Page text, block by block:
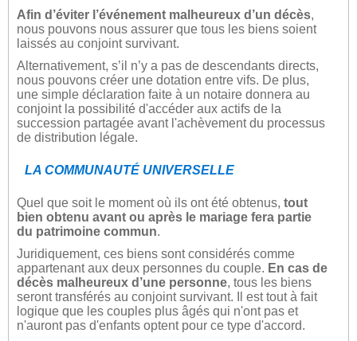
Afin d’éviter l’événement malheureux d’un décès,
nous pouvons nous assurer que tous les biens soient
laissés au conjoint survivant.
Alternativement, s’il n’y a pas de descendants directs,
nous pouvons créer une dotation entre vifs. De plus,
une simple déclaration faite à un notaire donnera au
conjoint la possibilité d'accéder aux actifs de la
succession partagée avant l'achèvement du processus
de distribution légale.
LA COMMUNAUTÉ UNIVERSELLE
Quel que soit le moment où ils ont été obtenus, tout
bien obtenu avant ou après le mariage fera partie
du patrimoine commun.
Juridiquement, ces biens sont considérés comme
appartenant aux deux personnes du couple. En cas de
décès malheureux d’une personne, tous les biens
seront transférés au conjoint survivant. Il est tout à fait
logique que les couples plus âgés qui n'ont pas et
n'auront pas d'enfants optent pour ce type d'accord.